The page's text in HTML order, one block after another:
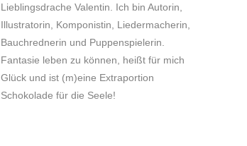
Lieblingsdrache Valentin. Ich bin Autorin,
Illustratorin, Komponistin, Liedermacherin,
Bauchrednerin und Puppenspielerin.
Fantasie leben zu können, heißt für mich
Glück und ist (m)eine Extraportion
Schokolade für die Seele!